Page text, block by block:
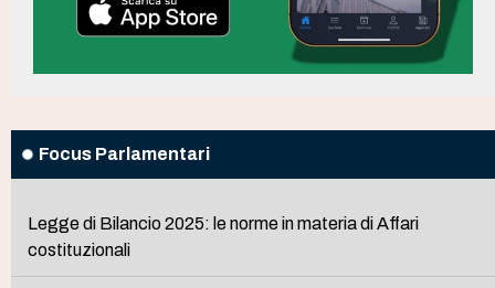
Focus Parlamentari
Legge di Bilancio 2025: le norme in materia di Affari
costituzionali